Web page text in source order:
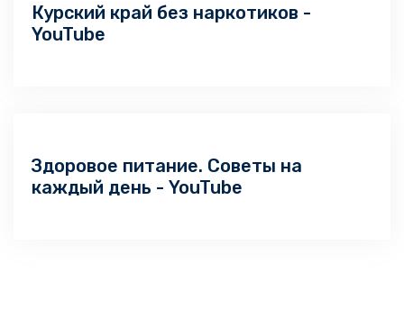
Курский край без наркотиков -
YouTube
Здоровое питание. Советы на
каждый день - YouTube